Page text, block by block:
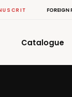
FOREIGN
Catalogue